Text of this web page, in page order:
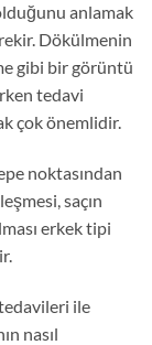
anlamak
Dökülmenin
gibi bir görüntü
tedavi
çok önemlidir.
noktasından
saçın
erkek tipi
ile
nasıl